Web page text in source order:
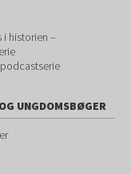
i historien –
UNGDOMSBØGER